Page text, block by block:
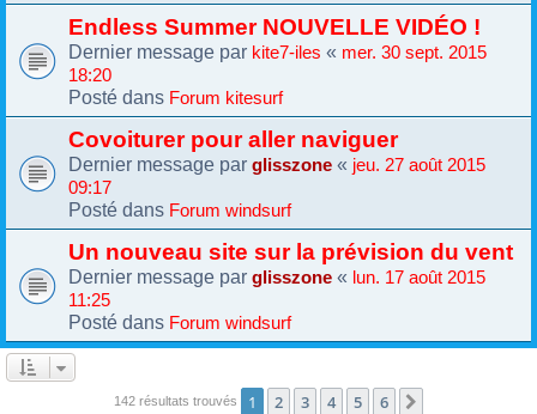
Endless Summer NOUVELLE VIDÉO !
Dernier message par kite7-iles « mer. 30 sept. 2015
18:20
Posté dans Forum kitesurf
Covoiturer pour aller naviguer
Dernier message par glisszone « jeu. 27 août 2015
09:17
Posté dans Forum windsurf
Un nouveau site sur la prévision du vent
Dernier message par glisszone « lun. 17 août 2015
11:25
Posté dans Forum windsurf
142 résultats trouvés 1 2 3 4 5 6